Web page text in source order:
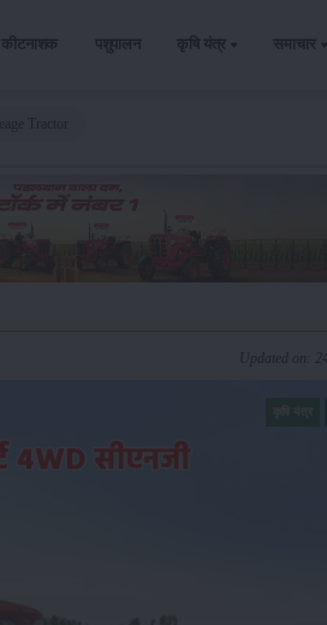
कीटनाशक पशुपालन कृषि यंत्र समाचार
Updated on: